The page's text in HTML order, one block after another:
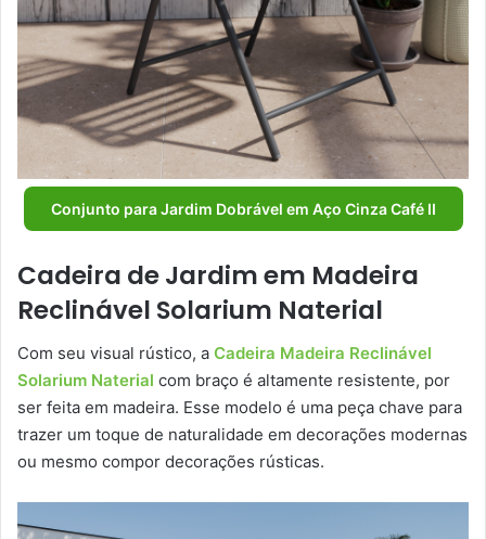
Conjunto para Jardim Dobrável em Aço Cinza Café II
Cadeira de Jardim em Madeira
Reclinável Solarium Naterial
Com seu visual rústico, a Cadeira Madeira Reclinável
Solarium Naterial com braço é altamente resistente, por
ser feita em madeira. Esse modelo é uma peça chave para
trazer um toque de naturalidade em decorações modernas
ou mesmo compor decorações rústicas.